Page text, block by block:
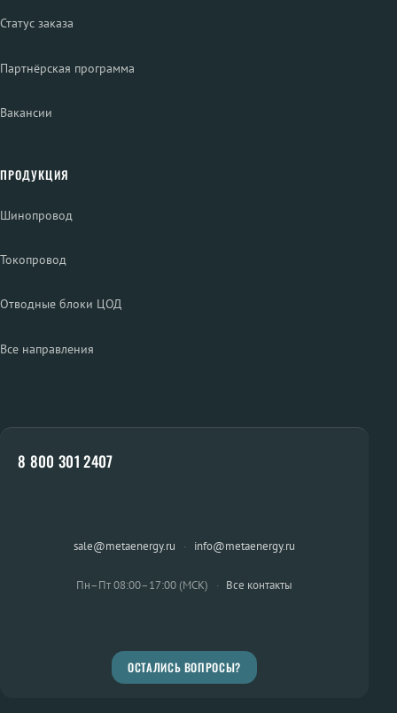
Статус заказа
Партнёрская программа
Вакансии
ПРОДУКЦИЯ
Шинопровод
Токопровод
Отводные блоки ЦОД
Все направления
8 800 301 2407
sale@metaenergy.ru · info@metaenergy.ru
Пн–Пт 08:00–17:00 (МСК) · Все контакты
ОСТАЛИСЬ ВОПРОСЫ?